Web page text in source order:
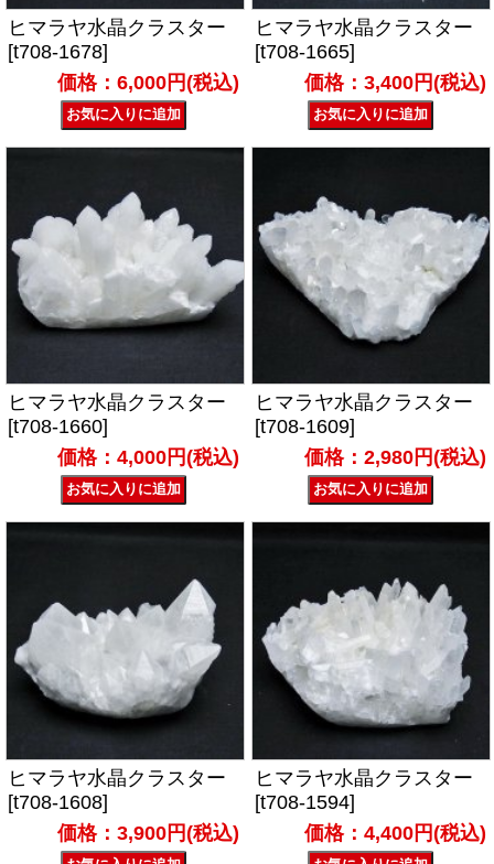
ヒマラヤ水晶クラスター
[t708-1678]
価格：6,000円(税込)
ヒマラヤ水晶クラスター
[t708-1665]
価格：3,400円(税込)
ヒマラヤ水晶クラスター
[t708-1660]
価格：4,000円(税込)
ヒマラヤ水晶クラスター
[t708-1609]
価格：2,980円(税込)
ヒマラヤ水晶クラスター
[t708-1608]
価格：3,900円(税込)
ヒマラヤ水晶クラスター
[t708-1594]
価格：4,400円(税込)